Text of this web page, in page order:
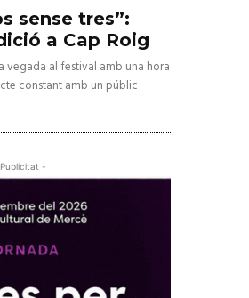
sense tres”:
a Cap Roig
vegada al festival amb una hora
constant amb un públic
-